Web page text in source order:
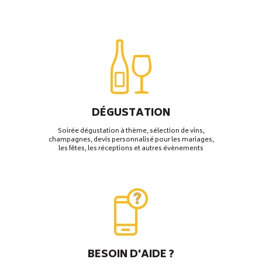
DÉGUSTATION
Soirée dégustation à thème, sélection de vins,
champagnes, devis personnalisé pour les mariages,
les fêtes, les réceptions et autres évènements
BESOIN D'AIDE ?